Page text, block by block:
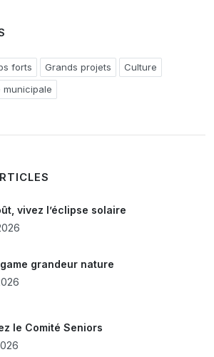
forts Grands projets
Culture
municipale
vivez l’éclipse solaire
grandeur nature
le Comité Seniors